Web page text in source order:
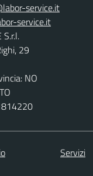
S.r.l.
29
NO
Servizi